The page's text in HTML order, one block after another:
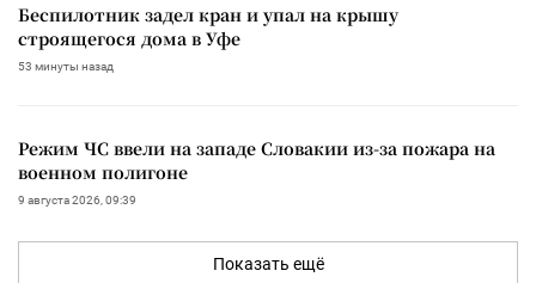
Беспилотник задел кран и упал на крышу
строящегося дома в Уфе
53 минуты назад
Режим ЧС ввели на западе Словакии из-за пожара на
военном полигоне
9 августа 2026, 09:39
Показать ещё